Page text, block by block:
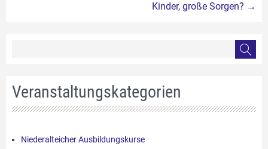
Kinder, große Sorgen? →
Veranstaltungskategorien
Niederalteicher Ausbildungskurse